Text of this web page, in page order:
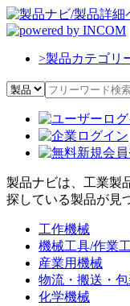
>製品カテゴリ
製品ナビは、工業製
探している製品が見
工作機械
機械工具/作業
産業用機械
物流・搬送・
化学機械